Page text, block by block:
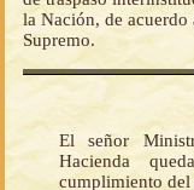
la Nación, de
Supremo.
El señor
Hacienda
cumplimiento del